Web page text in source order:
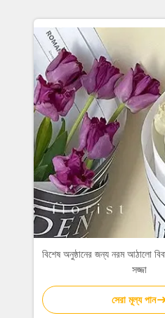
বিশেষ অনুষ্ঠানের জন্য নরম আঠালো
সজ্জা
সেরা মূল্য পান